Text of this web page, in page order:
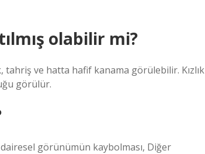
olabilir mi?
tahriş ve hatta hafif kanama görülebilir. Kızlık
görülür.
dairesel görünümün kaybolması, Diğer